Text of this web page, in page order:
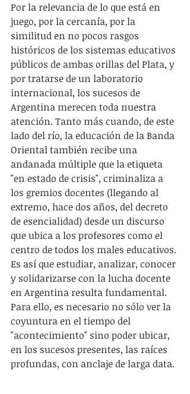
Por la relevancia de lo que está en
juego, por la cercanía, por la
similitud en no pocos rasgos
históricos de los sistemas educativos
públicos de ambas orillas del Plata, y
por tratarse de un laboratorio
internacional, los sucesos de
Argentina merecen toda nuestra
atención. Tanto más cuando, de este
lado del río, la educación de la Banda
Oriental también recibe una
andanada múltiple que la etiqueta
"en estado de crisis", criminaliza a
los gremios docentes (llegando al
extremo, hace dos años, del decreto
de esencialidad) desde un discurso
que ubica a los profesores como el
centro de todos los males educativos.
Es así que estudiar, analizar, conocer
y solidarizarse con la lucha docente
en Argentina resulta fundamental.
Para ello, es necesario no sólo ver la
coyuntura en el tiempo del
"acontecimiento" sino poder ubicar,
en los sucesos presentes, las raíces
profundas, con anclaje de larga data.